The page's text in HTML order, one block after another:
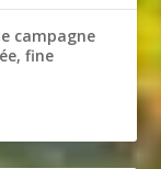
campagne
fine